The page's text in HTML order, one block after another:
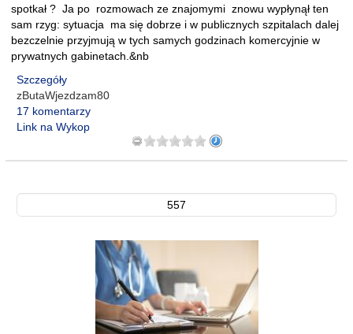
spotkał ? Ja po rozmowach ze znajomymi znowu wypłynął ten
sam rzyg: sytuacja ma się dobrze i w publicznych szpitalach dalej
bezczelnie przyjmują w tych samych godzinach komercyjnie w
prywatnych gabinetach.&nb
Szczegóły
zButaWjezdzam80
17 komentarzy
Link na Wykop
557